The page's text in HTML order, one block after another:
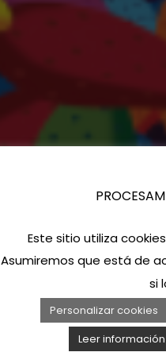
Este sitio utiliza
Asumiremos que está de
si
Personalizar cookies
Leer información